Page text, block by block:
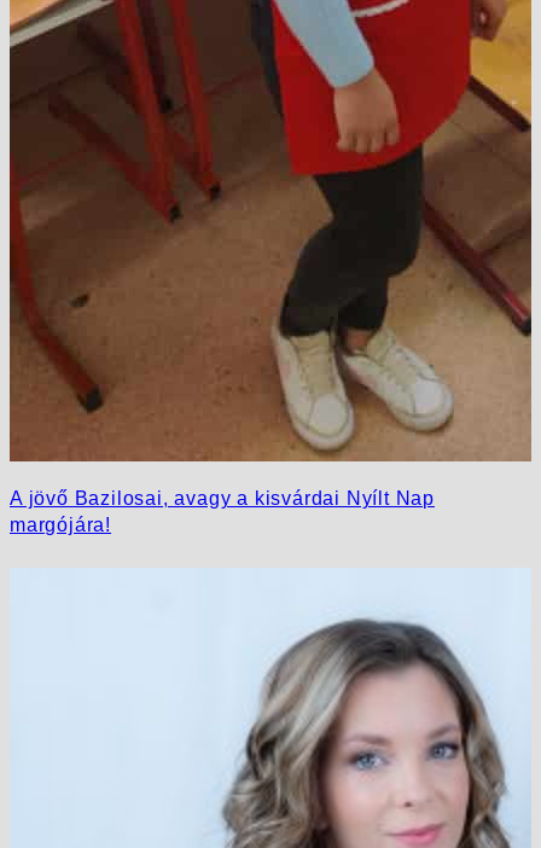
A jövő Bazilosai, avagy a kisvárdai Nyílt Nap
margójára!